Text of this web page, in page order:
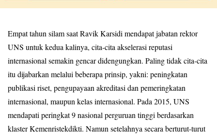
Empat tahun silam saat Ravik Karsidi mendapat jabatan rektor
UNS untuk kedua kalinya, cita-cita akselerasi reputasi
internasional semakin gencar didengungkan. Paling tidak cita-cita
itu dijabarkan melalui beberapa prinsip, yakni: peningkatan
publikasi riset, pengupayaan akreditasi dan pemeringkatan
internasional, maupun kelas internasional. Pada 2015, UNS
mendapati peringkat 9 nasional perguruan tinggi berdasarkan
klaster Kemenristekdikti. Namun setelahnya secara berturut-turut